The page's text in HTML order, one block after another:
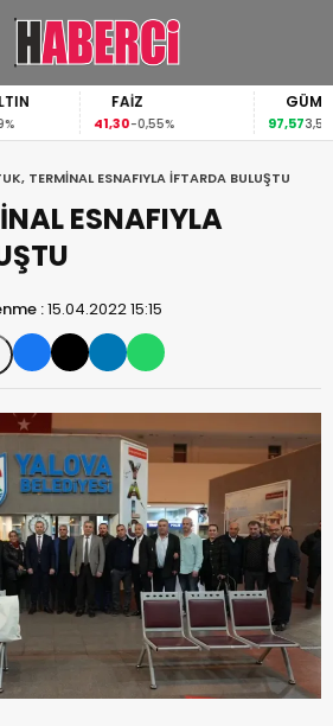
FAİZ
41,30-0,55%
GÜMÜŞ
97,573,57%
TERMİNAL ESNAFIYLA İFTARDA BULUŞTU
ESNAFIYLA
:15.04.2022 15:15